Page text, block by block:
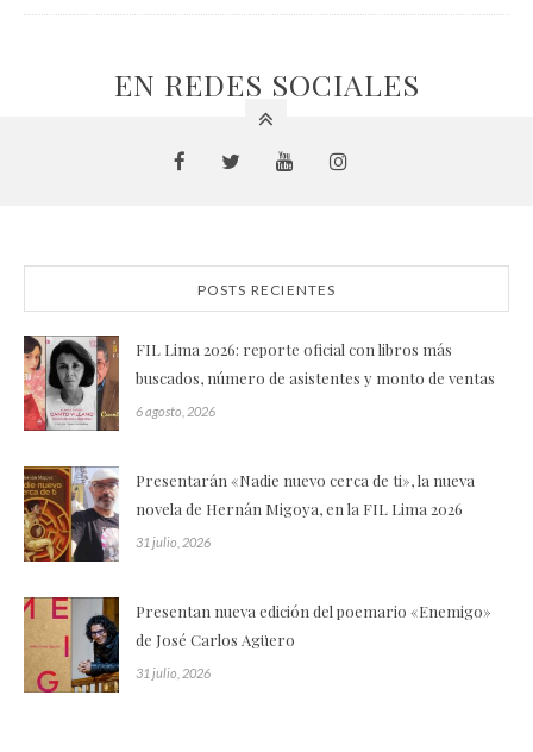
EN REDES SOCIALES
POSTS RECIENTES
FIL Lima 2026: reporte oficial con libros más
buscados, número de asistentes y monto de ventas
6 agosto, 2026
Presentarán «Nadie nuevo cerca de ti», la nueva
novela de Hernán Migoya, en la FIL Lima 2026
31 julio, 2026
Presentan nueva edición del poemario «Enemigo»
de José Carlos Agüero
31 julio, 2026